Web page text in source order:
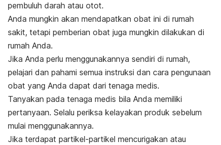
pembuluh darah atau otot.
Anda mungkin akan mendapatkan obat ini di rumah
sakit, tetapi pemberian obat juga mungkin dilakukan di
rumah Anda.
Jika Anda perlu menggunakannya sendiri di rumah,
pelajari dan pahami semua instruksi dan cara pengunaan
obat yang Anda dapat dari tenaga medis.
Tanyakan pada tenaga medis bila Anda memiliki
pertanyaan. Selalu periksa kelayakan produk sebelum
mulai menggunakannya.
Jika terdapat partikel-partikel mencurigakan atau